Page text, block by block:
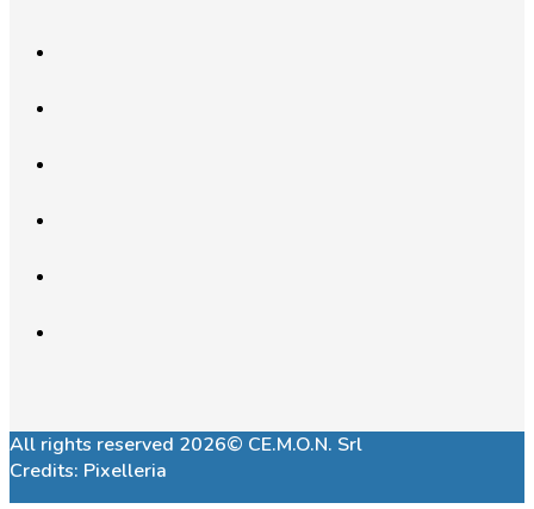
All rights reserved 2026© CE.M.O.N. Srl
Credits: Pixelleria